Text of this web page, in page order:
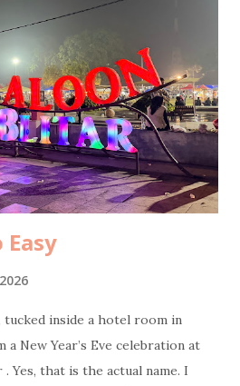
Jadi jangan heran kalo
4b3zzz.. (eh ga separah itu juga
nulisku di masa-masa itu masih
filter. Jadi kalo dibaca lagi sampai
seru sendiri. Kayak lagi nonton
Kadang bikin ketawa ketiwi
kadang bi...
Easy
tucked inside a hotel room in
New Year’s Eve celebration at
Yes, that is the actual name. I